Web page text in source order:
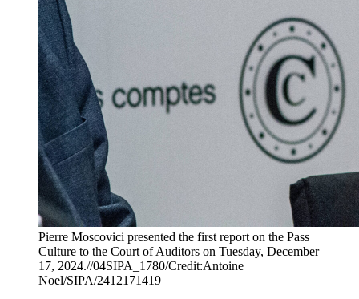
Pierre Moscovici presented the first report on the Pass
Culture to the Court of Auditors on Tuesday, December
17, 2024.//04SIPA_1780/Credit:Antoine
Noel/SIPA/2412171419